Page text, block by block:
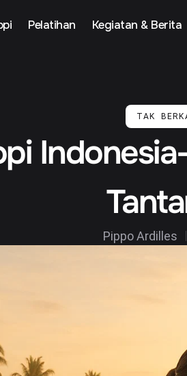
Pelatihan Kegiatan & Berita
TAK
Pippo Ardilles